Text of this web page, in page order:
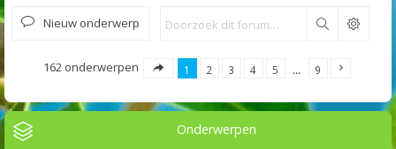
Nieuw onderwerp Zoek
162 onderwerpen 1 2 3 4 5 … 9
Onderwerpen